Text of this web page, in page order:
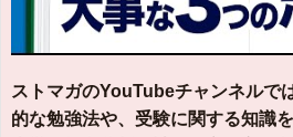
ストマガのYouTubeチャンネルで
的な勉強法や、受験に関する知識